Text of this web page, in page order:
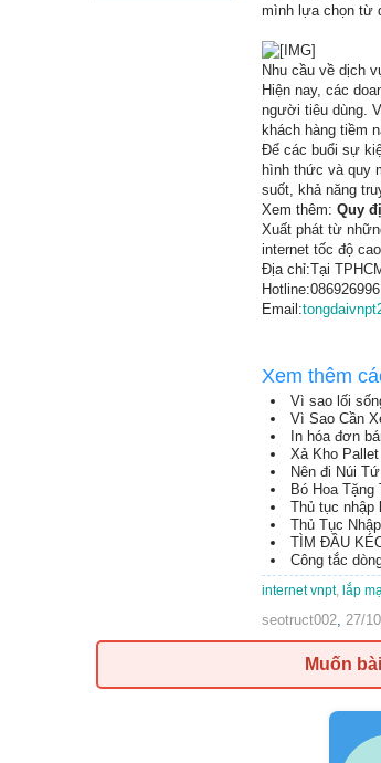
mình lựa chọn từ
Nhu cầu về dịch
Hiện nay, các
người tiêu dùng.
khách hàng tiềm
Để các buổi sự
hình thức và quy
suốt, khả năng
Xem thêm: Quy
Xuất phát từ
internet tốc độ
Địa chỉ:Tại
Email:
Xem thêm
Vì sao lối
Vì Sao Cần
In hóa đơn
Xả Kho
Nên đi Núi
Bó Hoa
Thủ tục nhập
Thủ Tục
TÌM ĐẦU
Công tắc
internet vnpt, lắp
seotruct002, 27/
Muốn